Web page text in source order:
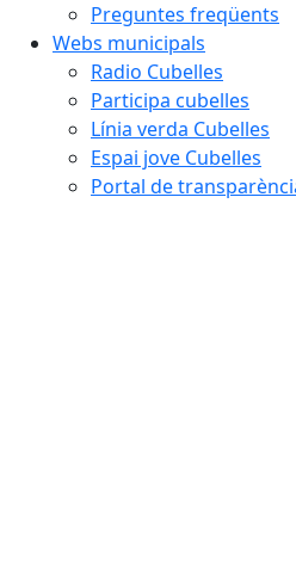
Preguntes freqüents
Webs municipals
Radio Cubelles
Participa cubelles
Línia verda Cubelles
Espai jove Cubelles
Portal de